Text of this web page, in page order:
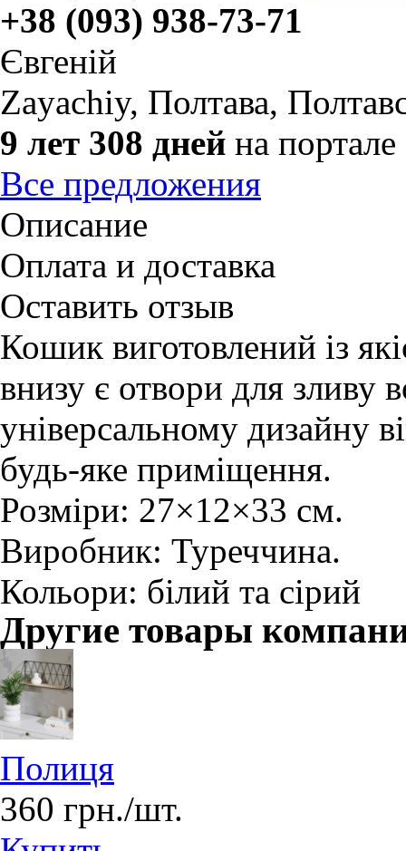
+38 (093) 938-73-71
Євгеній
Zayachiy, Полтава,
9 лет 308 дней на портале
Все предложения
Описание
Оплата и доставка
Оставить отзыв
Кошик виготовлений із
внизу є отвори для зливу
універсальному дизайну
будь-яке приміщення.
Розміри: 27×12×33 см.
Виробник: Туреччина.
Кольори: білий та сірий
Другие товары
Полиця
360 грн./шт.